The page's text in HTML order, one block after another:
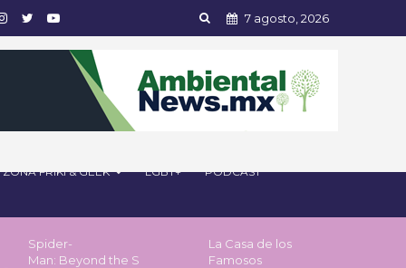
7 agosto, 2026
ZONA FRIKI & GEEK LGBT+ PODCAST
Spider-
Man: Beyond the S
La Casa de los
Famosos